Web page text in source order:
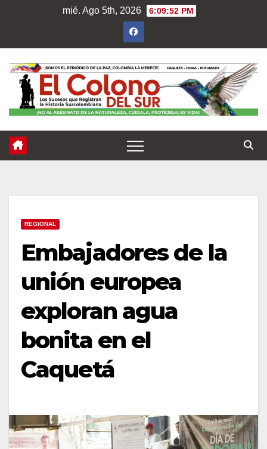
mié. Ago 5th, 2026 6:09:55 PM
REGIONAL
Embajadores de la
unión europea
exploran agua
bonita en el
Caquetá